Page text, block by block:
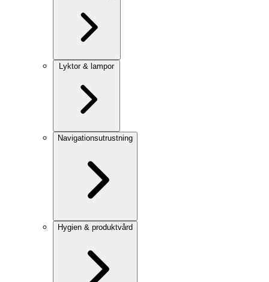
Lyktor & lampor
Navigationsutrustning
Hygien & produktvård